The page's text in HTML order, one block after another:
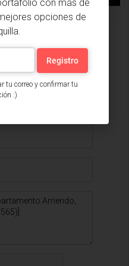
con más de
opciones de
tu correo y confirmar tu
:)